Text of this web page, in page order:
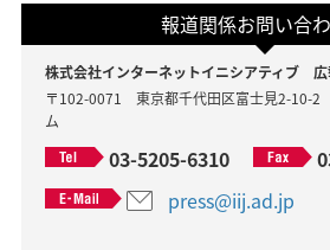
報道関係お問い合
株式会社インターネットイニシアティブ
〒102-0071 東京都千代田区富士見2-10-2
ム
03-5205-6310
press@iij.ad.jp